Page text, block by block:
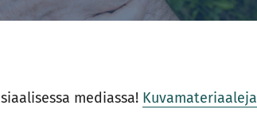
mediassa! Kuvamateriaaleja